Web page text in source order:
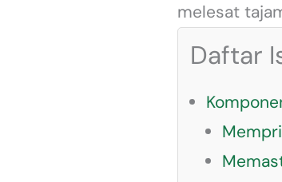
melesat
Daftar